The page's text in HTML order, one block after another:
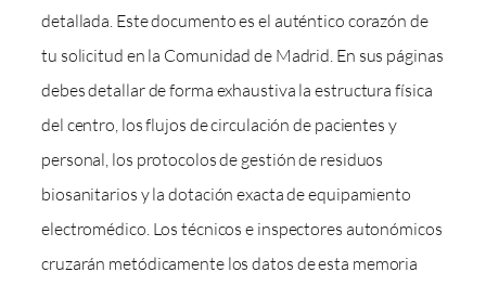
detallada. Este documento es el auténtico corazón de
tu solicitud en la Comunidad de Madrid. En sus páginas
debes detallar de forma exhaustiva la estructura física
del centro, los flujos de circulación de pacientes y
personal, los protocolos de gestión de residuos
biosanitarios y la dotación exacta de equipamiento
electromédico. Los técnicos e inspectores autonómicos
cruzarán metódicamente los datos de esta memoria